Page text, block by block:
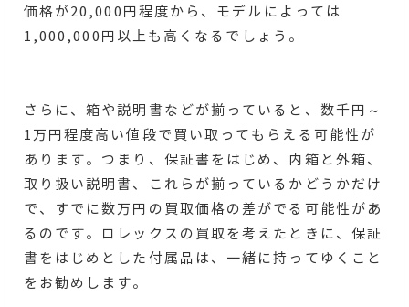
価格が20,000円程度から、モデルによっては
1,000,000円以上も高くなるでしょう。
さらに、箱や説明書などが揃っていると、数千円～
1万円程度高い値段で買い取ってもらえる可能性が
あります。つまり、保証書をはじめ、内箱と外箱、
取り扱い説明書、これらが揃っているかどうかだけ
で、すでに数万円の買取価格の差がでる可能性があ
るのです。ロレックスの買取を考えたときに、保証
書をはじめとした付属品は、一緒に持ってゆくこと
をお勧めします。